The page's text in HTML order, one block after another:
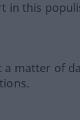
in this
a matter of